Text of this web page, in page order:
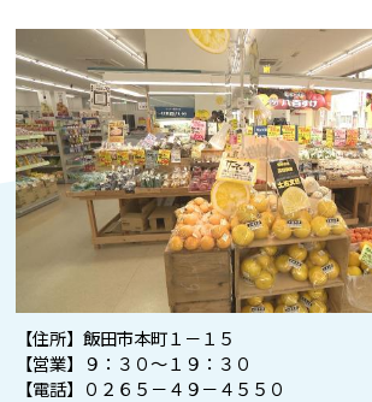
【住所】飯田市本町１－１５
【営業】９：３０～１９：３０
【電話】０２６５－４９－４５５０